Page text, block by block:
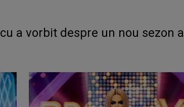
a vorbit despre un nou sezon al